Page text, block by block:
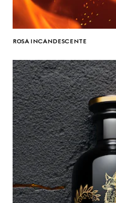
ROSA INCANDESCENTE